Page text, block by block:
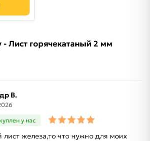
Лист горячекатаный 2 мм
В.
у нас
железа,то что нужно для моих